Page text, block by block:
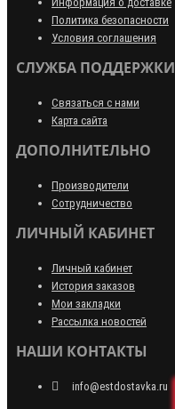
Политика безопасности
Условия соглашения
СЛУЖБА ПОДДЕРЖКИ
Связаться с нами
Карта сайта
ДОПОЛНИТЕЛЬНО
Производители
Сотрудничество
ЛИЧНЫЙ КАБИНЕТ
Личный кабинет
История заказов
Мои закладки
Рассылка новостей
НАШИ КОНТАКТЫ
info@estdostavka.ru